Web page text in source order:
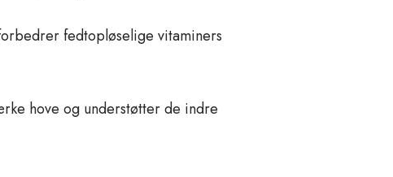
fedtopløselige vitaminers
hove og understøtter de indre